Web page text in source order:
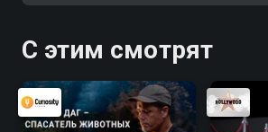
С этим смотрят